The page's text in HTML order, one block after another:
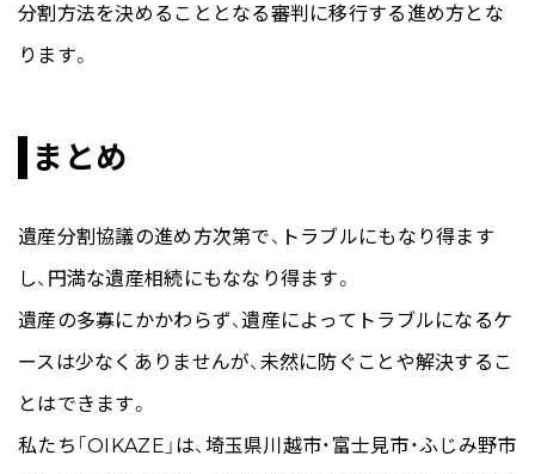
分割方法を決めることとなる審判に移行する進め方とな
ります。
まとめ
遺産分割協議の進め方次第で、トラブルにもなり得ます
し、円満な遺産相続にもななり得ます。
遺産の多寡にかかわらず、遺産によってトラブルになるケ
ースは少なくありませんが、未然に防ぐことや解決するこ
とはできます。
私たち「OIKAZE」は、埼玉県川越市・富士見市・ふじみ野市